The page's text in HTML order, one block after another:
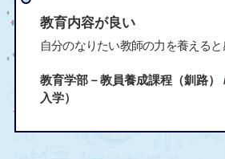
教育内容が良い
自分のなりたい教師の力を養える
教育学部－教員養成課程（釧路）
入学）